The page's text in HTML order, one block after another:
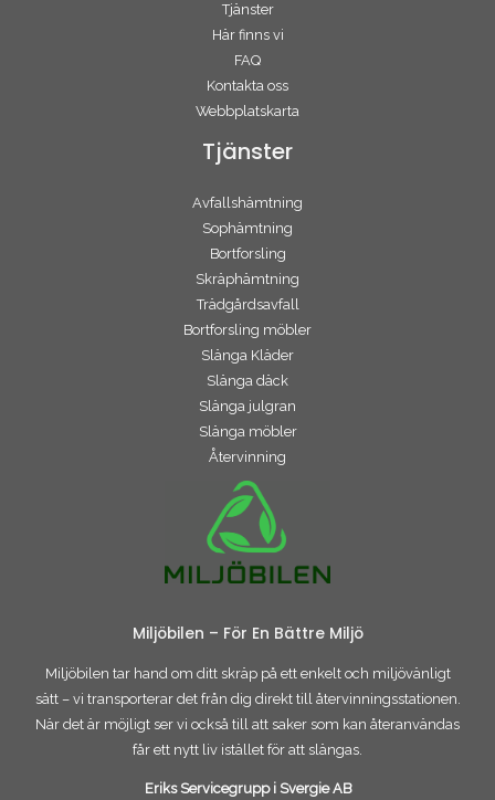
Tjänster
Här finns vi
FAQ
Kontakta oss
Webbplatskarta
Tjänster
Avfallshämtning
Sophämtning
Bortforsling
Skräphämtning
Trädgårdsavfall
Bortforsling möbler
Slänga Kläder
Slänga däck
Slänga julgran
Slänga möbler
Återvinning
Miljöbilen – För En Bättre Miljö
Miljöbilen tar hand om ditt skräp på ett enkelt och miljövänligt
sätt – vi transporterar det från dig direkt till återvinningsstationen.
När det är möjligt ser vi också till att saker som kan återanvändas
får ett nytt liv istället för att slängas.
Eriks Servicegrupp i Svergie AB